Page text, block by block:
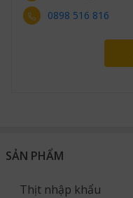
0898 516 816
SẢN PHẨM
Thịt nhập khẩu